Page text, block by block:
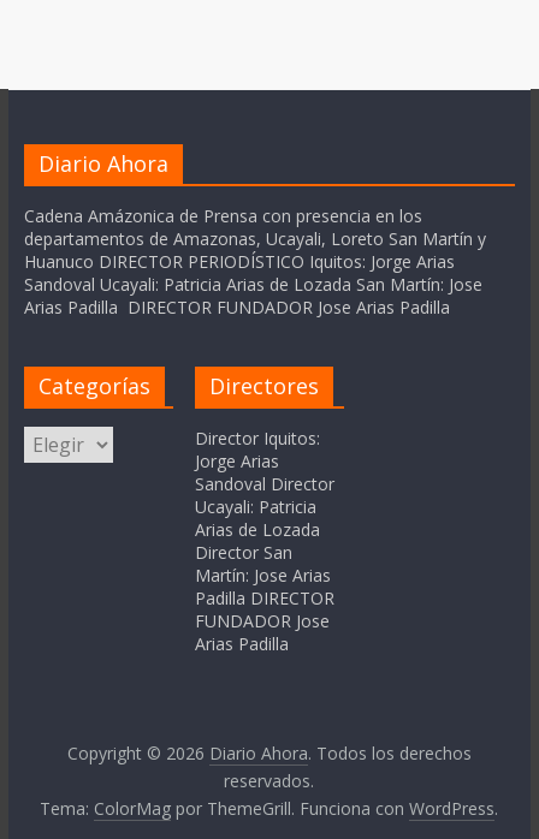
Diario Ahora
Cadena Amázonica de Prensa con presencia en los
departamentos de Amazonas, Ucayali, Loreto San Martín y
Huanuco DIRECTOR PERIODÍSTICO Iquitos: Jorge Arias
Sandoval Ucayali: Patricia Arias de Lozada San Martín: Jose
Arias Padilla DIRECTOR FUNDADOR Jose Arias Padilla
Categorías
Categorías
Directores
Director Iquitos:
Jorge Arias
Sandoval Director
Ucayali: Patricia
Arias de Lozada
Director San
Martín: Jose Arias
Padilla DIRECTOR
FUNDADOR Jose
Arias Padilla
Copyright © 2026 Diario Ahora. Todos los derechos
reservados.
Tema: ColorMag por ThemeGrill. Funciona conWordPress.